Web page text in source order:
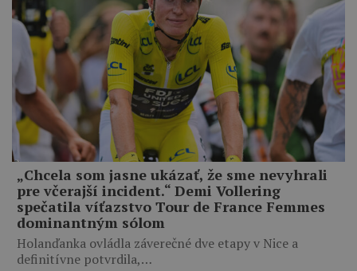
„Chcela som jasne ukázať, že sme nevyhrali
pre včerajší incident.“ Demi Vollering
spečatila víťazstvo Tour de France Femmes
dominantným sólom
Holanďanka ovládla záverečné dve etapy v Nice a
definitívne potvrdila,…